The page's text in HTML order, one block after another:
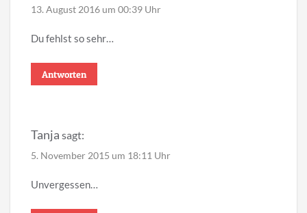
13. August 2016 um 00:39 Uhr
Du fehlst so sehr…
Antworten
Tanja sagt:
5. November 2015 um 18:11 Uhr
Unvergessen…